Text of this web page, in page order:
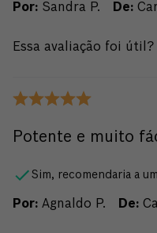
Por: Sandra P. De:
Essa avaliação foi útil?
Potente e muito
Sim, recomendaria a
Por: Agnaldo P. De: